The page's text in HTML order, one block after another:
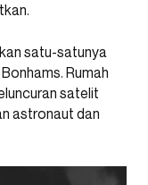
satu-satunya
Rumah
satelit
astronaut dan